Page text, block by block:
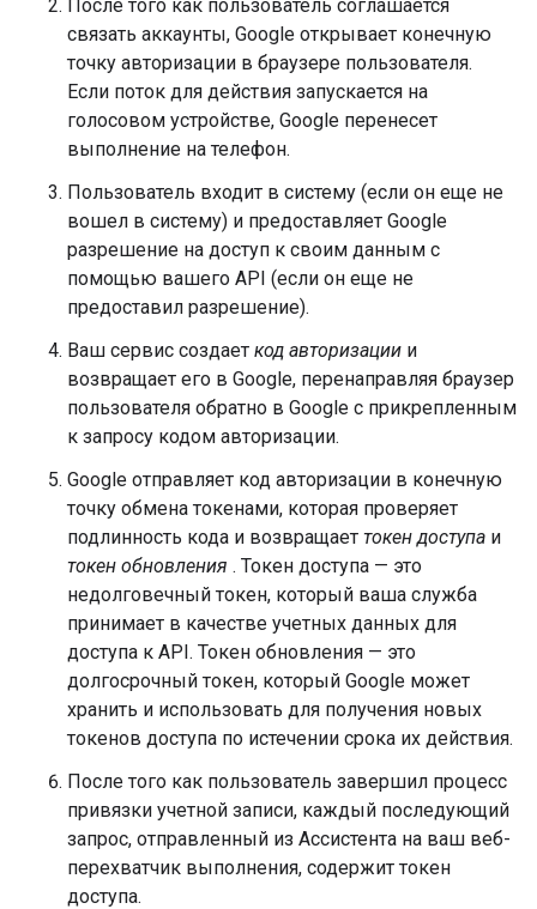
После того как пользователь соглашается
связать аккаунты, Google открывает конечную
точку авторизации в браузере пользователя.
Если поток для действия запускается на
голосовом устройстве, Google перенесет
выполнение на телефон.
Пользователь входит в систему (если он еще не
вошел в систему) и предоставляет Google
разрешение на доступ к своим данным с
помощью вашего API (если он еще не
предоставил разрешение).
Ваш сервис создает код авторизации и
возвращает его в Google, перенаправляя браузер
пользователя обратно в Google с прикрепленным
к запросу кодом авторизации.
Google отправляет код авторизации в конечную
точку обмена токенами, которая проверяет
подлинность кода и возвращает токен доступа и
токен обновления . Токен доступа — это
недолговечный токен, который ваша служба
принимает в качестве учетных данных для
доступа к API. Токен обновления — это
долгосрочный токен, который Google может
хранить и использовать для получения новых
токенов доступа по истечении срока их действия.
После того как пользователь завершил процесс
привязки учетной записи, каждый последующий
запрос, отправленный из Ассистента на ваш веб-
перехватчик выполнения, содержит токен
доступа.